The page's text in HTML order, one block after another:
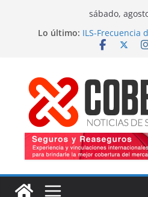
sábado,
Lo último: ILS-Frecuencia
Seguro
Fitch-Impulso